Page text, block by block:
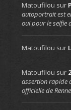
Matoufilou sur
autoportrait est
oui pour le selfie
Matoufilou sur
Matoufilou sur
assertion rapide
officielle de